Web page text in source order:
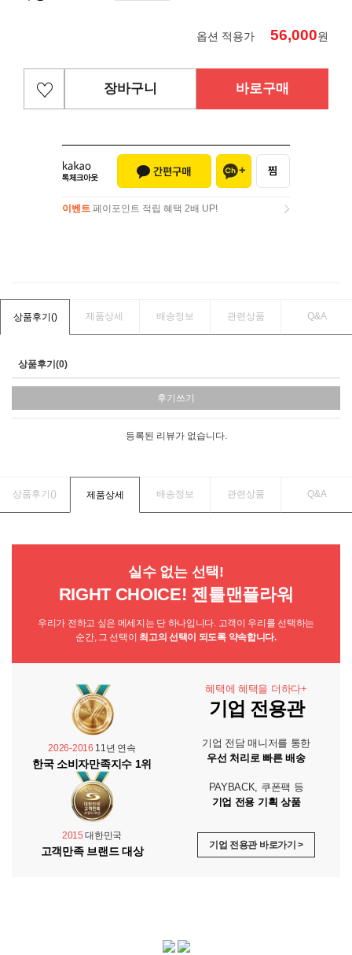
옵션 적용가 56,000원
장바구니 바로구매
이벤트 페이포인트 적립 혜택 2배 UP!
상품후기() 제품상세 배송정보 관련상품 Q&A
상품후기(0)
후기쓰기
등록된 리뷰가 없습니다.
상품후기() 제품상세 배송정보 관련상품 Q&A
실수 없는 선택!
RIGHT CHOICE! 젠틀맨플라워
우리가 전하고 싶은 메세지는 단 하나입니다. 고객이 우리를 선택하는
순간, 그 선택이 최고의 선택이 되도록 약속합니다.
2026-2016 11년 연속
한국 소비자만족지수 1위
2015 대한민국
고객만족 브랜드 대상
혜택에 혜택을 더하다+
기업 전용관
기업 전담 매니저를 통한
우선 처리로 빠른 배송
PAYBACK, 쿠폰팩 등
기업 전용 기획 상품
기업 전용관 바로가기 >